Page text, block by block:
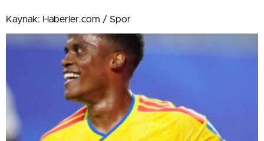
Kaynak: Haberler.com / Spor